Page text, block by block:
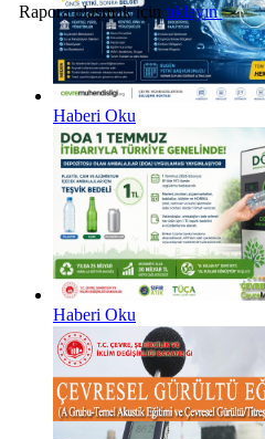
Haberi Oku
Haberi Oku
Rapora ulaşmak içintıklayın